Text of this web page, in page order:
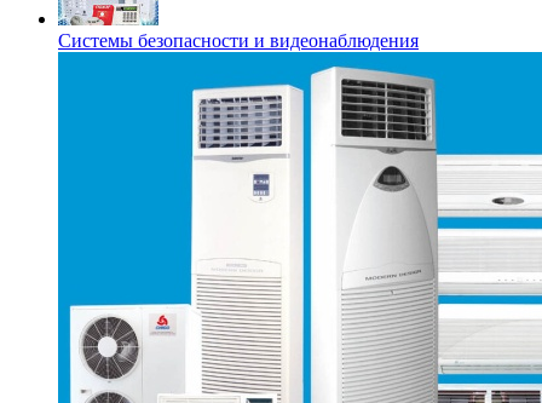
Системы безопасности и видеонаблюдения